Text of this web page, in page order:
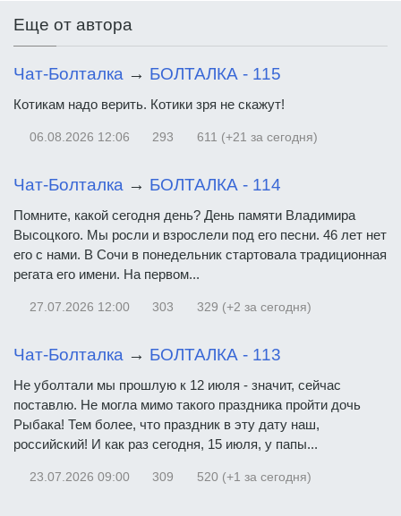
Еще от автора
Чат-Болталка → БОЛТАЛКА - 115
Котикам надо верить. Котики зря не скажут!
06.08.2026 12:06 293 611 (+21 за сегодня)
Чат-Болталка → БОЛТАЛКА - 114
Помните, какой сегодня день? День памяти Владимира
Высоцкого. Мы росли и взрослели под его песни. 46 лет нет
его с нами. В Сочи в понедельник стартовала традиционная
регата его имени. На первом...
27.07.2026 12:00 303 329 (+2 за сегодня)
Чат-Болталка → БОЛТАЛКА - 113
Не уболтали мы прошлую к 12 июля - значит, сейчас
поставлю. Не могла мимо такого праздника пройти дочь
Рыбака! Тем более, что праздник в эту дату наш,
российский! И как раз сегодня, 15 июля, у папы...
23.07.2026 09:00 309 520 (+1 за сегодня)